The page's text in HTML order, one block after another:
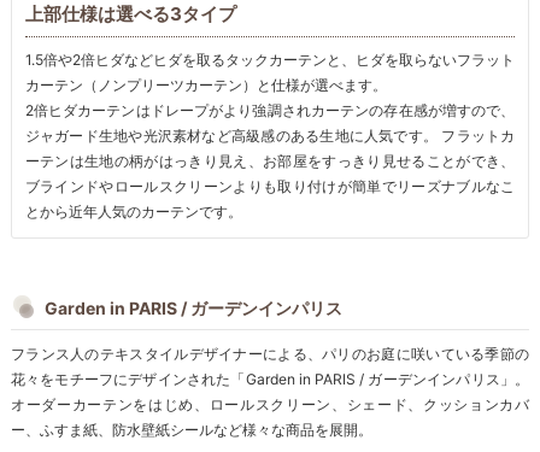
上部仕様は選べる3タイプ
1.5倍や2倍ヒダなどヒダを取るタックカーテンと、ヒダを取らないフラット
カーテン（ノンプリーツカーテン）と仕様が選べます。
2倍ヒダカーテンはドレープがより強調されカーテンの存在感が増すので、
ジャガード生地や光沢素材など高級感のある生地に人気です。 フラットカ
ーテンは生地の柄がはっきり見え、お部屋をすっきり見せることができ、
ブラインドやロールスクリーンよりも取り付けが簡単でリーズナブルなこ
とから近年人気のカーテンです。
Garden in PARIS / ガーデンインパリス
フランス人のテキスタイルデザイナーによる、パリのお庭に咲いている季節の
花々をモチーフにデザインされた「Garden in PARIS / ガーデンインパリス」。
オーダーカーテンをはじめ、ロールスクリーン、シェード、クッションカバ
ー、ふすま紙、防水壁紙シールなど様々な商品を展開。